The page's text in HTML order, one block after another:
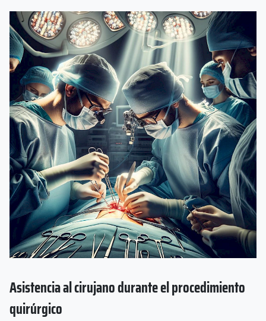
Asistencia al cirujano durante el procedimiento
quirúrgico